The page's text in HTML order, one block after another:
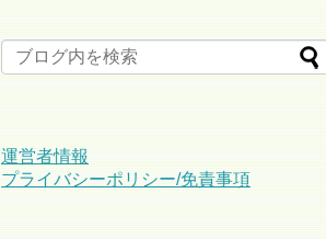
運営者情報
プライバシーポリシー/免責事項